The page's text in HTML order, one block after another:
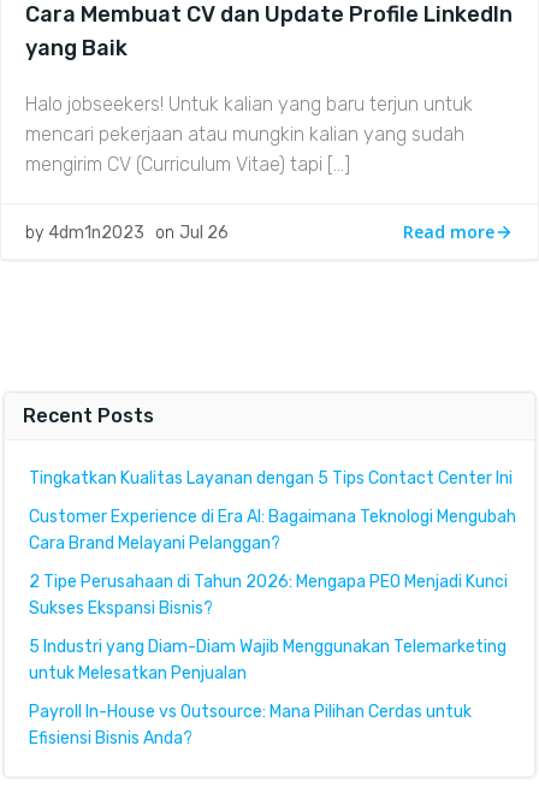
Cara Membuat CV dan Update Profile LinkedIn
yang Baik
Halo jobseekers! Untuk kalian yang baru terjun untuk
mencari pekerjaan atau mungkin kalian yang sudah
mengirim CV (Curriculum Vitae) tapi […]
by 4dm1n2023 on Jul 26 Read more
Recent Posts
Tingkatkan Kualitas Layanan dengan 5 Tips Contact Center Ini
Customer Experience di Era AI: Bagaimana Teknologi Mengubah
Cara Brand Melayani Pelanggan?
2 Tipe Perusahaan di Tahun 2026: Mengapa PEO Menjadi Kunci
Sukses Ekspansi Bisnis?
5 Industri yang Diam-Diam Wajib Menggunakan Telemarketing
untuk Melesatkan Penjualan
Payroll In-House vs Outsource: Mana Pilihan Cerdas untuk
Efisiensi Bisnis Anda?